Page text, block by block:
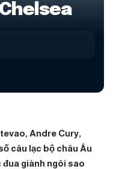
Andre Cury,
câu lạc bộ châu Âu
giành ngôi sao